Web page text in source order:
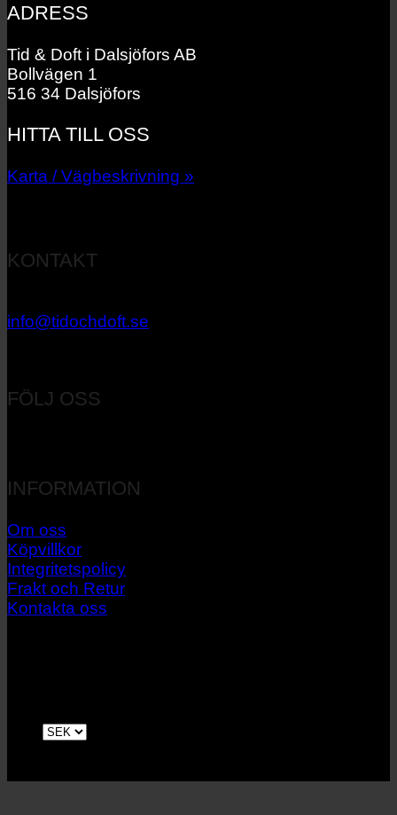
ADRESS
Tid & Doft i Dalsjöfors AB
Bollvägen 1
516 34 Dalsjöfors
HITTA TILL OSS
Karta / Vägbeskrivning »
KONTAKT
info@tidochdoft.se
FÖLJ OSS
INFORMATION
Om oss
Köpvillkor
Integritetspolicy
Frakt och Retur
Kontakta oss